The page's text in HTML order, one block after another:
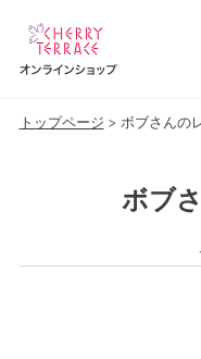
トップページ ボブさんの
ボブ